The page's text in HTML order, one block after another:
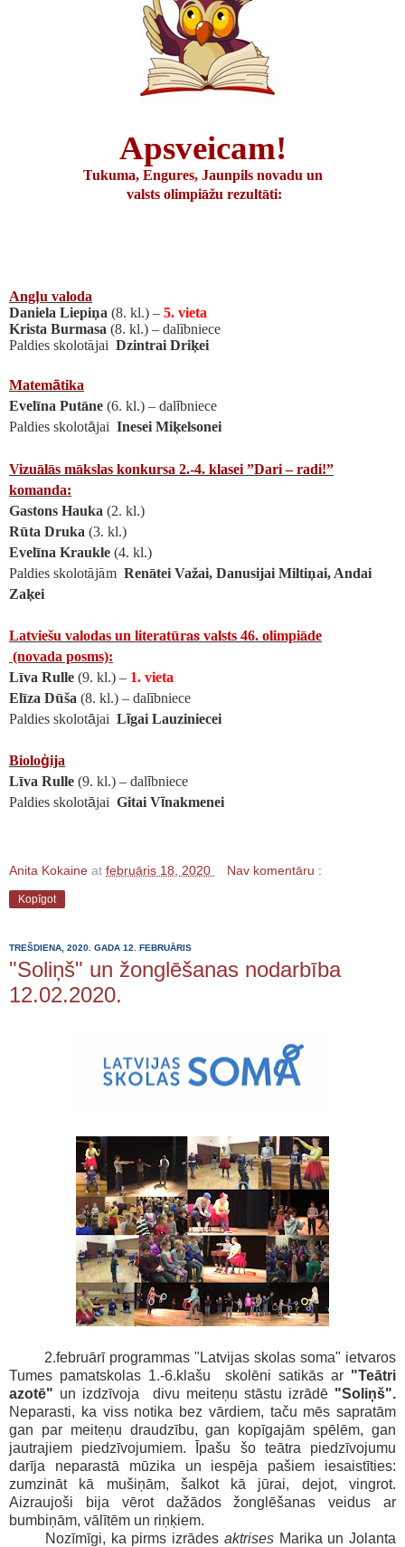
Apsveicam!
Tukuma, Engures, Jaunpils novadu un
valsts olimpiāžu rezultāti:
Angļu valoda
Daniela Liepiņa (8. kl.) – 5. vieta
Krista Burmasa (8. kl.) – dalībniece
Paldies skolotājai Dzintrai Driķei
Matemātika
Evelīna Putāne (6. kl.) – dalībniece
Paldies skolotājai Inesei Miķelsonei
Vizuālās mākslas konkursa 2.-4. klasei ”Dari – radi!”
komanda:
Gastons Hauka (2. kl.)
Rūta Druka (3. kl.)
Evelīna Kraukle (4. kl.)
Paldies skolotājām Renātei Važai, Danusijai Miltiņai, Andai
Zaķei
Latviešu valodas un literatūras valsts 46. olimpiāde
(novada posms):
Līva Rulle (9. kl.) – 1. vieta
Elīza Dūša (8. kl.) – dalībniece
Paldies skolotājai Līgai Lauziniecei
Bioloģija
Līva Rulle (9. kl.) – dalībniece
Paldies skolotājai Gitai Vīnakmenei
Anita Kokaine at februāris 18, 2020 Nav komentāru :
Kopīgot
TREŠDIENA, 2020. GADA 12. FEBRUĀRIS
"Soliņš" un žonglēšanas nodarbība
12.02.2020.
2.februārī programmas "Latvijas skolas soma" ietvaros
Tumes pamatskolas 1.-6.klašu skolēni satikās ar "Teātri
azotē" un izdzīvoja divu meiteņu stāstu izrādē "Soliņš".
Neparasti, ka viss notika bez vārdiem, taču mēs sapratām
gan par meiteņu draudzību, gan kopīgajām spēlēm, gan
jautrajiem piedzīvojumiem. Īpašu šo teātra piedzīvojumu
darīja neparastā mūzika un iespēja pašiem iesaistīties:
zumzināt kā mušiņām, šalkot kā jūrai, dejot, vingrot.
Aizraujoši bija vērot dažādos žonglēšanas veidus ar
bumbiņām, vālītēm un riņķiem.
Nozīmīgi, ka pirms izrādes aktrises Marika un Jolanta